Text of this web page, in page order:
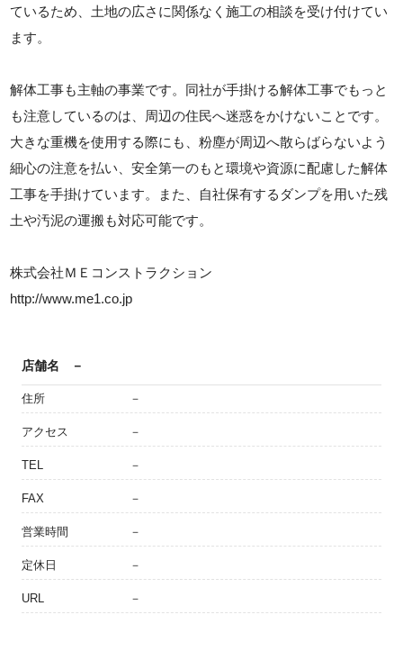
ているため、土地の広さに関係なく施工の相談を受け付けてい
ます。
解体工事も主軸の事業です。同社が手掛ける解体工事でもっと
も注意しているのは、周辺の住民へ迷惑をかけないことです。
大きな重機を使用する際にも、粉塵が周辺へ散らばらないよう
細心の注意を払い、安全第一のもと環境や資源に配慮した解体
工事を手掛けています。また、自社保有するダンプを用いた残
土や汚泥の運搬も対応可能です。
株式会社ＭＥコンストラクション
http://www.me1.co.jp
店舗名 －
住所 －
アクセス －
TEL －
FAX －
営業時間 －
定休日 －
URL －